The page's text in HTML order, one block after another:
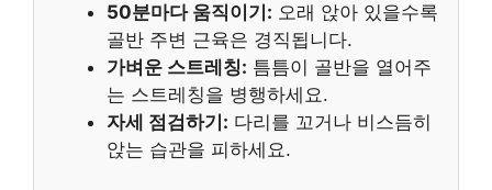
50분마다 움직이기: 오래 앉아 있을수록
골반 주변 근육은 경직됩니다.
가벼운 스트레칭: 틈틈이 골반을 열어주
는 스트레칭을 병행하세요.
자세 점검하기: 다리를 꼬거나 비스듬히
앉는 습관을 피하세요.